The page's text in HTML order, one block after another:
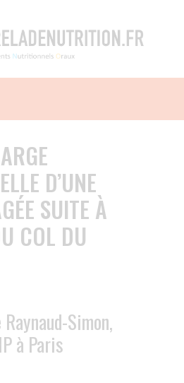
D’UNE
SUITE À
COL DU
Simon,
à Paris